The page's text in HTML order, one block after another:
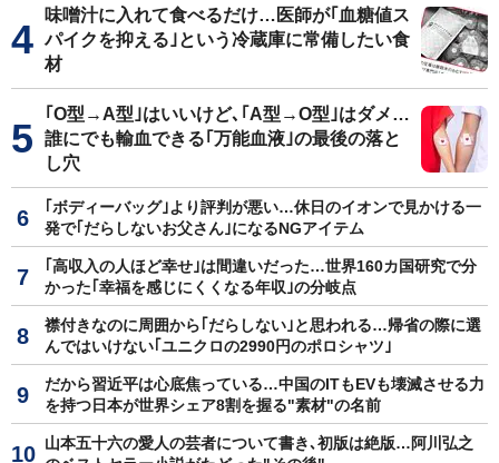
味噌汁に入れて食べるだけ…医師が｢血糖値ス
パイクを抑える｣という冷蔵庫に常備したい食
材
｢O型→A型｣はいいけど､｢A型→O型｣はダメ…
誰にでも輸血できる｢万能血液｣の最後の落と
し穴
｢ボディーバッグ｣より評判が悪い…休日のイオンで見かける一
発で｢だらしないお父さん｣になるNGアイテム
｢高収入の人ほど幸せ｣は間違いだった…世界160カ国研究で分
かった｢幸福を感じにくくなる年収｣の分岐点
襟付きなのに周囲から｢だらしない｣と思われる…帰省の際に選
んではいけない｢ユニクロの2990円のポロシャツ｣
だから習近平は心底焦っている…中国のITもEVも壊滅させる力
を持つ日本が世界シェア8割を握る"素材"の名前
山本五十六の愛人の芸者について書き､初版は絶版…阿川弘之